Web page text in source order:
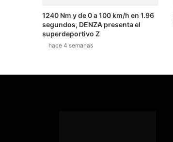
1240 Nm y de 0 a 100 km/h en 1.96
segundos, DENZA presenta el
superdeportivo Z
hace 4 semanas